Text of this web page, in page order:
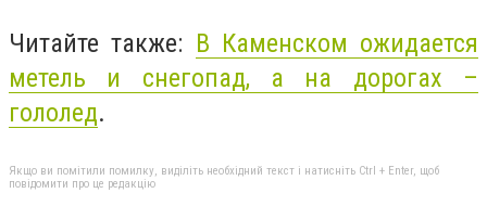
Читайте также: В Каменском ожидается
метель и снегопад, а на дорогах –
гололед.
Якщо ви помітили помилку, виділіть необхідний текст і натисніть Ctrl + Enter, щоб
повідомити про це редакцію